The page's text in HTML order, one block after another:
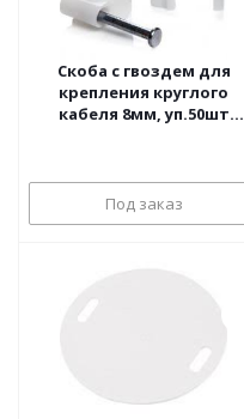
Скоба с гвоздем для
крепления круглого
кабеля 8мм, уп.50шт
Под заказ